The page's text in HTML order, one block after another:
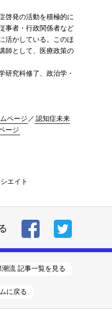
啓発の活動を積極的に
事者・行政関係者など
活かしている。このほ
師として、医療政策の
研究科修了、政治学・
ページ ／ 認知症未来
ージ
エイト
流 記事一覧を見る
に戻る